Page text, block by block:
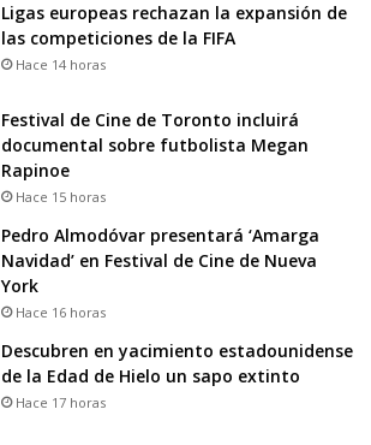
Ligas europeas rechazan la expansión de
las competiciones de la FIFA
Hace 14 horas
Festival de Cine de Toronto incluirá
documental sobre futbolista Megan
Rapinoe
Hace 15 horas
Pedro Almodóvar presentará ‘Amarga
Navidad’ en Festival de Cine de Nueva
York
Hace 16 horas
Descubren en yacimiento estadounidense
de la Edad de Hielo un sapo extinto
Hace 17 horas